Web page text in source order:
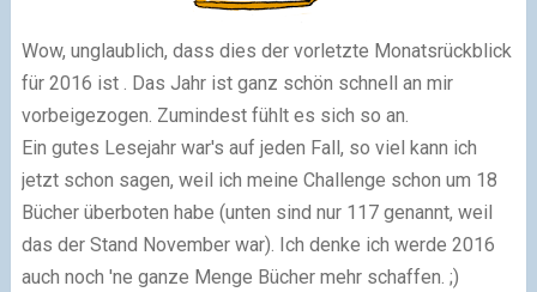
Wow, unglaublich, dass dies der vorletzte Monatsrückblick
für 2016 ist . Das Jahr ist ganz schön schnell an mir
vorbeigezogen. Zumindest fühlt es sich so an.
Ein gutes Lesejahr war's auf jeden Fall, so viel kann ich
jetzt schon sagen, weil ich meine Challenge schon um 18
Bücher überboten habe (unten sind nur 117 genannt, weil
das der Stand November war). Ich denke ich werde 2016
auch noch 'ne ganze Menge Bücher mehr schaffen. ;)